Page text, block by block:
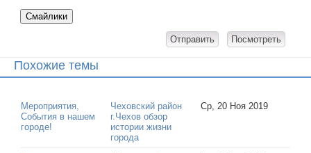
Похожие темы
Мероприятия,
События в нашем
городе!
Чеховский район
г.Чехов обзор
истории жизни
города
Ср, 20 Ноя 2019